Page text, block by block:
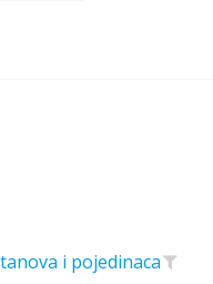
i pojedinaca